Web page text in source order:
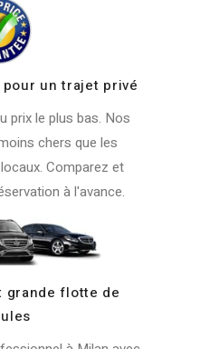
un trajet privé
prix le plus bas. Nos
chers que les
Comparez et
à l'avance.
grande flotte de